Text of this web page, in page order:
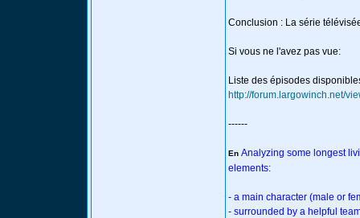
Conclusion : La série
Si vous ne l'avez pas vue:
Liste des épisodes
http://forum.largowinch.net/
------
En Analyzing some longest
elements:
- a main character (male or
- surrounded by a helpful